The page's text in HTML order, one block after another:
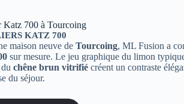
Katz 700 à Tourcoing
KATZ 700
maison neuve de Tourcoing, ML Fusion a
sur mesure. Le jeu graphique du limon
chêne brun vitrifié créent un contraste
du séjour.